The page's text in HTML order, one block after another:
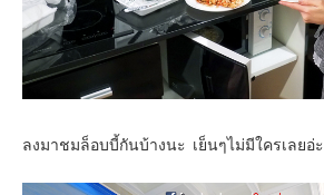
ลงมาชมล็อบบี้กันบ้างนะ เย็นๆไม่มีใครเลยอ่ะ